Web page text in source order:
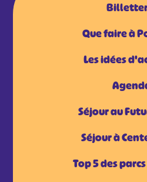
Que faire à
Les idées
Séjour au
Séjour à
Top 5 des